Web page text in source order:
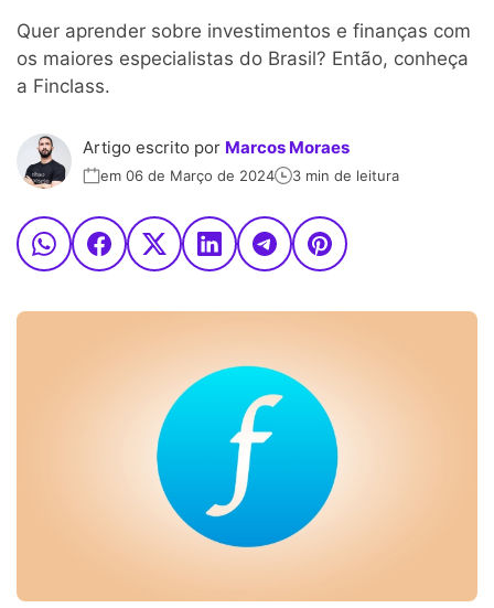
Quer aprender sobre investimentos e finanças com
os maiores especialistas do Brasil? Então, conheça
a Finclass.
Artigo escrito por Marcos Moraes
em 06 de Março de 2024 3 min de leitura